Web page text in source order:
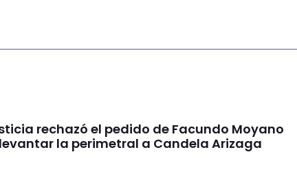
rechazó el pedido de Facundo Moyano
la perimetral a Candela Arizaga